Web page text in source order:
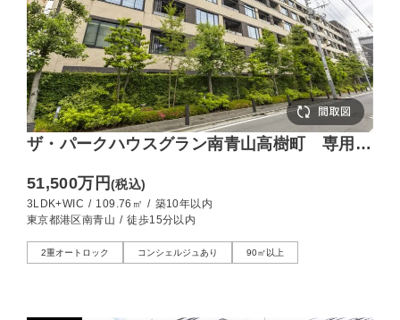
ザ・パークハウスグラン南青山高樹町 専用ホ
51,500万円(税込)
3LDK+WIC / 109.76㎡ / 築10年以内
東京都港区南青山 / 徒歩15分以内
2重オートロック コンシェルジュあり 90㎡以上